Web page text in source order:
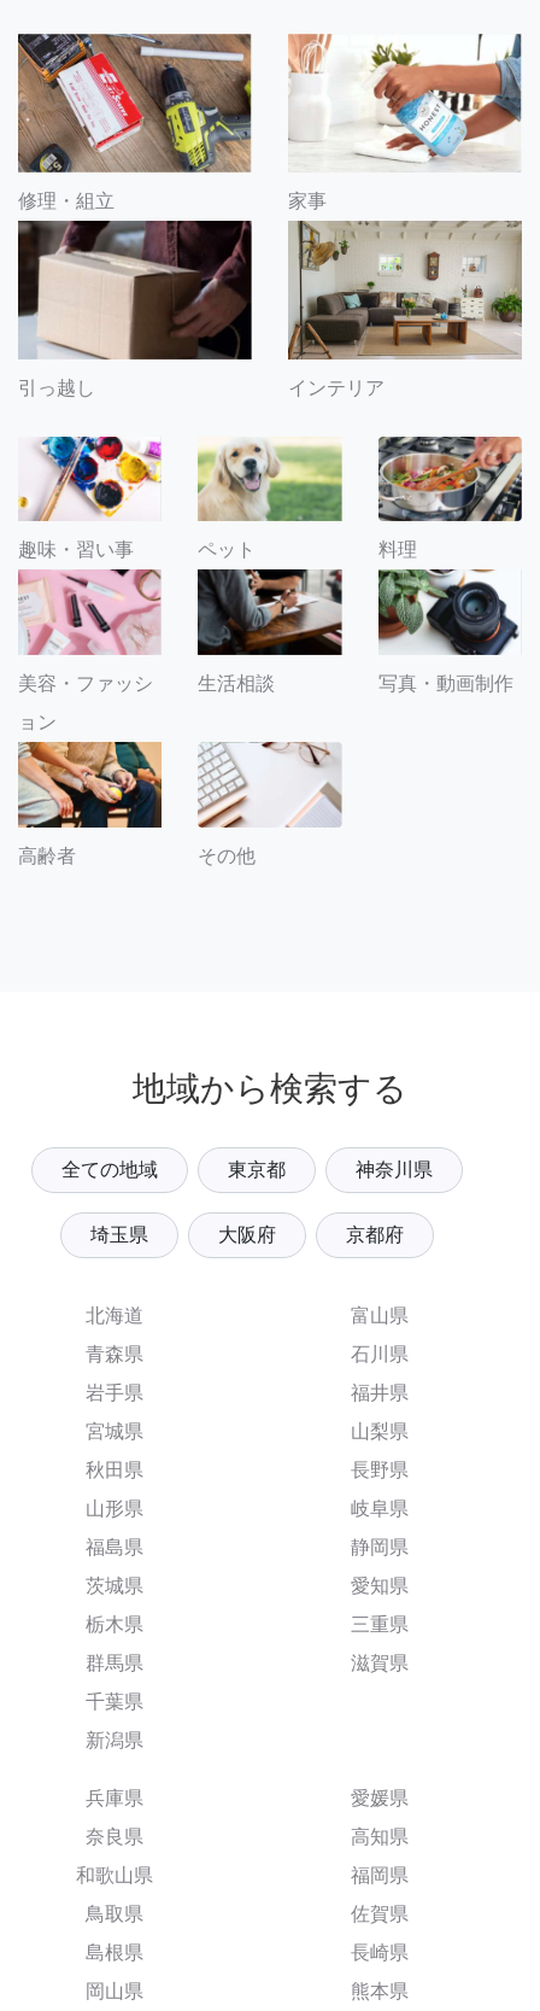
修理・組立 家事
引っ越し インテリア
趣味・習い事 ペット 料理
美容・ファッシ
ョン
生活相談 写真・動画制作
高齢者 その他
地域から検索する
全ての地域 東京都 神奈川県
埼玉県 大阪府 京都府
北海道
青森県
岩手県
宮城県
秋田県
山形県
福島県
茨城県
栃木県
群馬県
千葉県
新潟県
富山県
石川県
福井県
山梨県
長野県
岐阜県
静岡県
愛知県
三重県
滋賀県
兵庫県
奈良県
和歌山県
鳥取県
島根県
岡山県
愛媛県
高知県
福岡県
佐賀県
長崎県
熊本県